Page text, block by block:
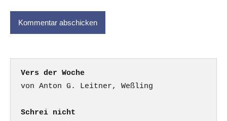
Vers der Woche
Schrei nicht